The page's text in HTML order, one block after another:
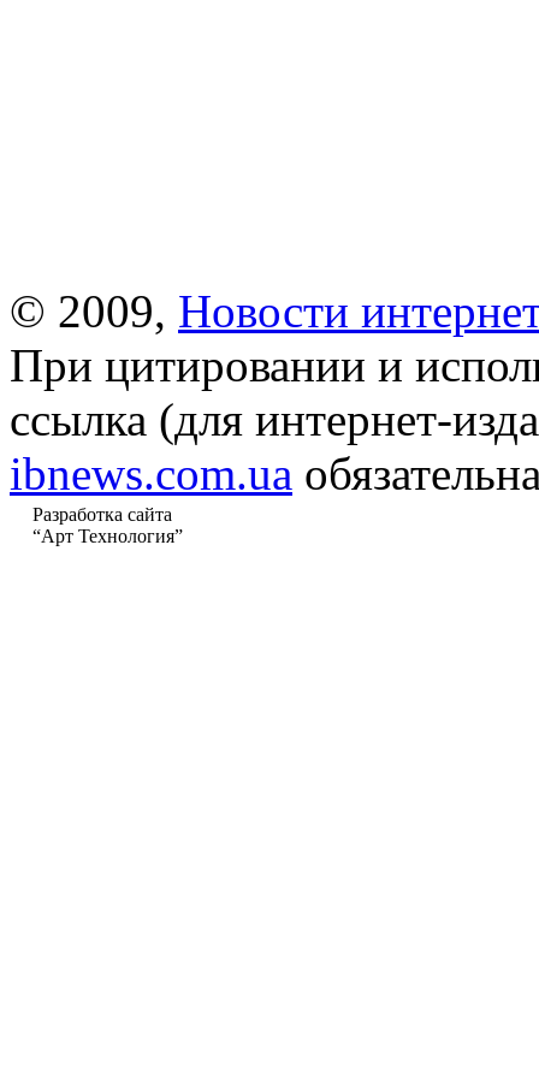
© 2009, Новости
При цитировании и
ссылка (для интернет-
ibnews.com.ua
Разработка сайта
“Арт Технология”